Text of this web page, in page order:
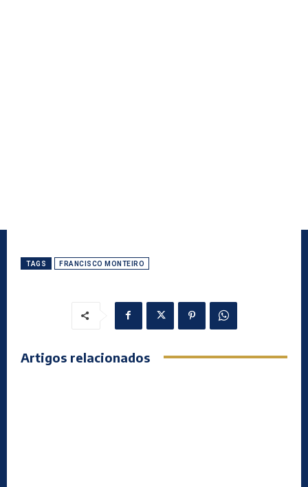
TAGS FRANCISCO MONTEIRO
Artigos relacionados